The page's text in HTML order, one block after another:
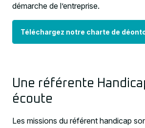
démarche de l’entreprise.
Téléchargez notre charte de
Une référente
écoute
Les missions du référent handicap